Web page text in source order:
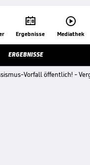

Ergebnisse

Mediathek
ERGEBNISSE
Vorfall öffentlich! -